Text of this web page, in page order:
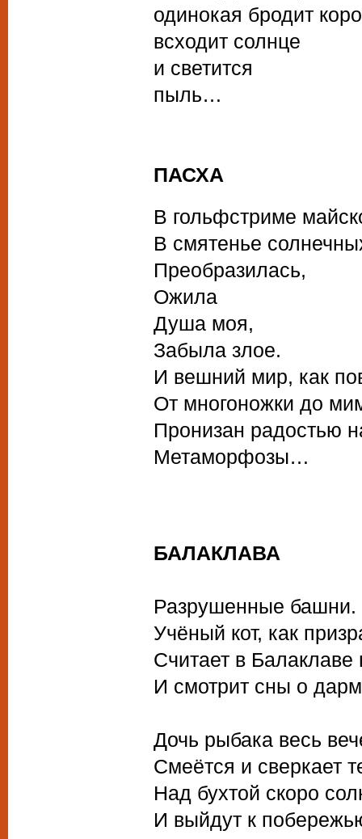
одинокая бродит
всходит солнце
и светится
пыль…
ПАСХА
В гольфстриме
В смятенье
Преобразилась,
Ожила
Душа моя,
Забыла злое.
И вешний мир, как
От многоножки до
Пронизан радостью
Метаморфозы…
БАЛАКЛАВА
Разрушенные башни.
Учёный кот, как
Считает в Балаклаве
И смотрит сны о
Дочь рыбака весь
Смеётся и сверкает
Над бухтой скоро
И выйдут к